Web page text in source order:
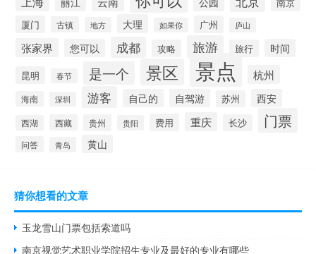
南京
厦门
古镇 地方 大理 如果你 广州 庐山
张家界 您可以 成都 攻略 旅游 旅行 时间
昆明 春节 是一个 景区 景点 杭州
海南 深圳 游客 自己的 自驾游 苏州 西安
西湖 西藏 贵州 贵阳 费用 重庆 长沙 门票
问答 青岛 黄山
猜你想看的文章
玉龙雪山门票包括索道吗
南京视觉艺术职业学院招生专业及最好的专业有哪些